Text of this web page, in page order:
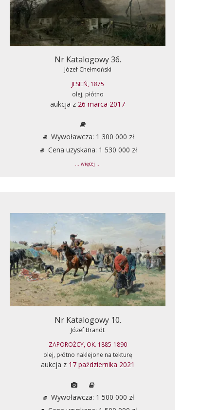
Nr Katalogowy 36.
Józef Chełmoński
JESIEŃ, 1875
olej, płótno
aukcja z 26 marca 2017
Wywoławcza: 1 300 000 zł
Cena uzyskana: 1 530 000 zł
... więcej ...
Nr Katalogowy 10.
Józef Brandt
ZAPOROŻCY, OK. 1885-1890
olej, płótno naklejone na tekturę
aukcja z 17 października 2021
Wywoławcza: 1 500 000 zł